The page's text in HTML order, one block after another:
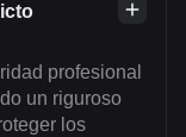
profesional
un riguroso
los